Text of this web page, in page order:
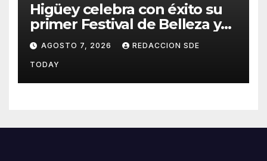
Higüey celebra con éxito su
primer Festival de Belleza y
Emprendimiento
AGOSTO 7, 2026 REDACCION SDE
TODAY